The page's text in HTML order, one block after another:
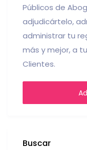
Públicos de
adjudicártelo,
administrar tu
más y mejor, a
Clientes.
Buscar